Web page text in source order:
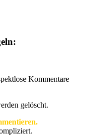
Kommentare
gelöscht.